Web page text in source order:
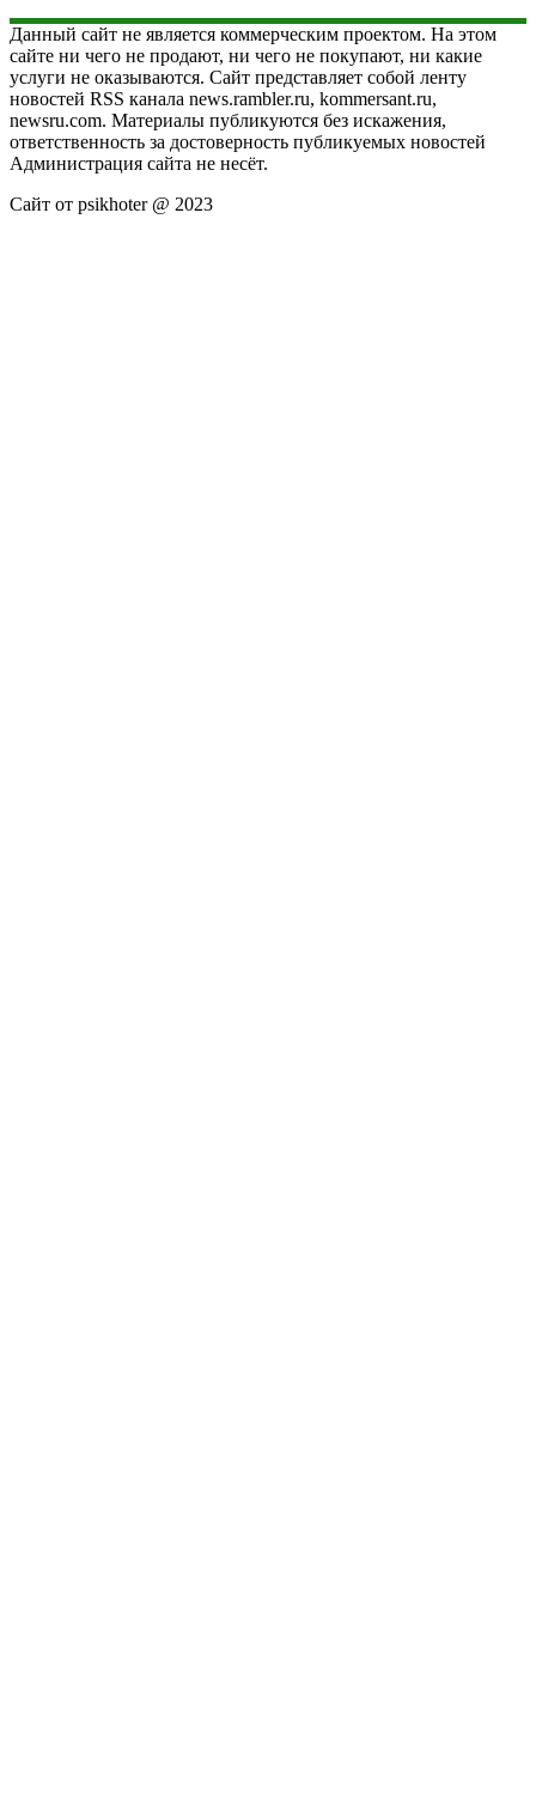
Данный сайт не является коммерческим проектом. На этом
сайте ни чего не продают, ни чего не покупают, ни какие
услуги не оказываются. Сайт представляет собой ленту
новостей RSS канала news.rambler.ru, kommersant.ru,
newsru.com. Материалы публикуются без искажения,
ответственность за достоверность публикуемых новостей
Администрация сайта не несёт.
Сайт от psikhoter @ 2023